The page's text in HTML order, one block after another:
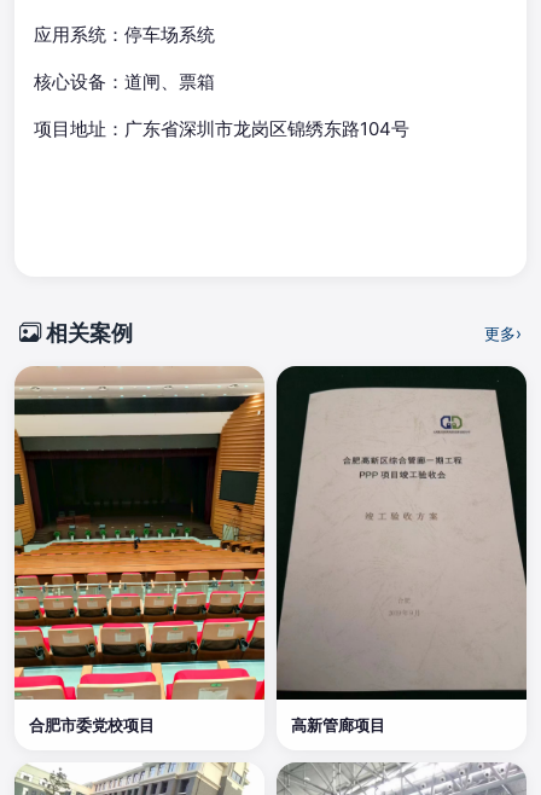
应用系统：停车场系统
核心设备：道闸、票箱
项目地址：广东省深圳市龙岗区锦绣东路104号
相关案例 更多
合肥市委党校项目 高新管廊项目